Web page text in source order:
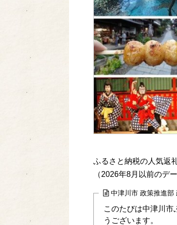
ふるさと納税の人気返
（2026年8月以前のデー
中津川市 政策推進部
このたびは中津川市
うございます。